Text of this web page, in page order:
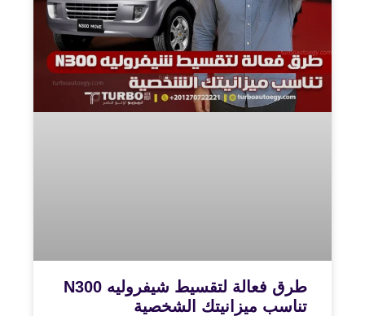
طرق فعالة لتقسيط شيفروليه N300
تناسب ميزانيتك الشخصية